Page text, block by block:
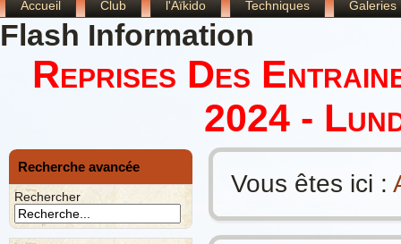
Accueil Club l'Aïkido Techniques Galeries
Flash Information
Reprises Des
2024 -
Recherche avancée
Rechercher Vous êtes ici :